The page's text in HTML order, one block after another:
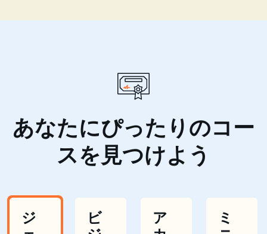
あなたにぴったりのコー
スを見つけよう
ジ
ビ
ア
ミ